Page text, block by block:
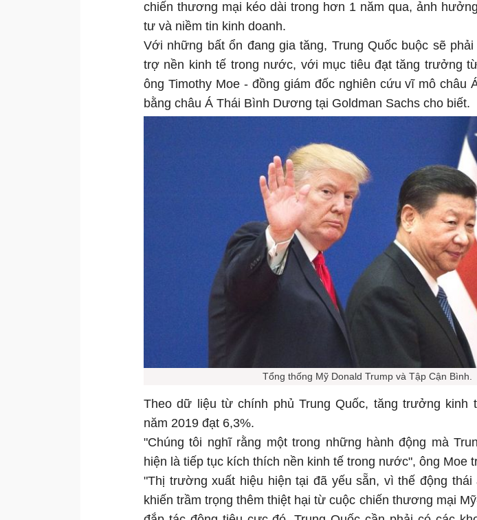
chiến thương mại kéo dài trong hơn 1 năm qua, ảnh
tư và niềm tin kinh doanh.
Với những bất ổn đang gia tăng, Trung Quốc buộc sẽ
trợ nền kinh tế trong nước, với mục tiêu đạt tăng trưởng
ông Timothy Moe - đồng giám đốc nghiên cứu vĩ mô châu
bằng châu Á Thái Bình Dương tại Goldman Sachs cho biết.
Tổng thống Mỹ Donald Trump và Tập Cận Bình.
Theo dữ liệu từ chính phủ Trung Quốc, tăng trưởng kinh
năm 2019 đạt 6,3%.
"Chúng tôi nghĩ rằng một trong những hành động mà
hiện là tiếp tục kích thích nền kinh tế trong nước", ông Moe
"Thị trường xuất hiệu hiện tại đã yếu sẵn, vì thế động
khiến trầm trọng thêm thiệt hại từ cuộc chiến thương mại